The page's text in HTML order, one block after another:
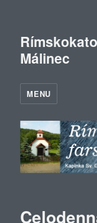
Málinec
MENU